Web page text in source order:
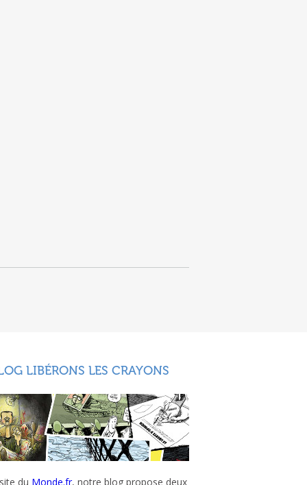
LIBÉRONS LES CRAYONS
du Monde.fr, notre blog propose deux